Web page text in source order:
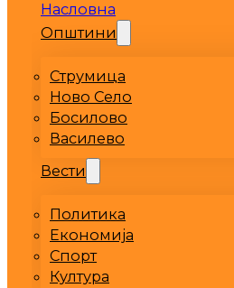
Насловна
Општини
Струмица
Ново Село
Босилово
Василево
Вести
Политика
Економија
Спорт
Култура